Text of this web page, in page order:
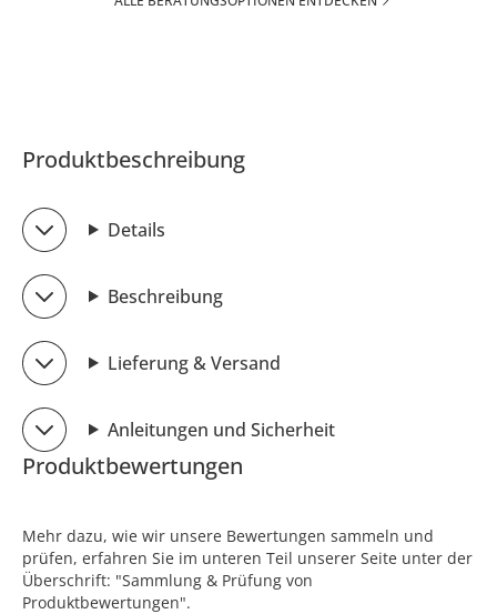
Produktbeschreibung
Details
Beschreibung
Lieferung & Versand
Anleitungen und Sicherheit
Produktbewertungen
Mehr dazu, wie wir unsere Bewertungen sammeln und
prüfen, erfahren Sie im unteren Teil unserer Seite unter der
Überschrift: "Sammlung & Prüfung von
Produktbewertungen".